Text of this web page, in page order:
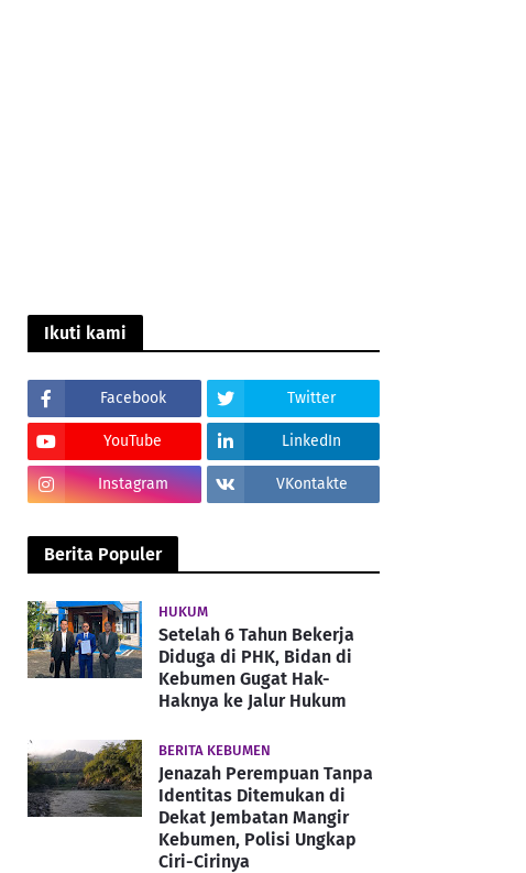
Ikuti kami
Facebook Twitter
YouTube LinkedIn
Instagram VKontakte
Berita Populer
HUKUM
Setelah 6 Tahun Bekerja
Diduga di PHK, Bidan di
Kebumen Gugat Hak-
Haknya ke Jalur Hukum
BERITA KEBUMEN
Jenazah Perempuan Tanpa
Identitas Ditemukan di
Dekat Jembatan Mangir
Kebumen, Polisi Ungkap
Ciri-Cirinya